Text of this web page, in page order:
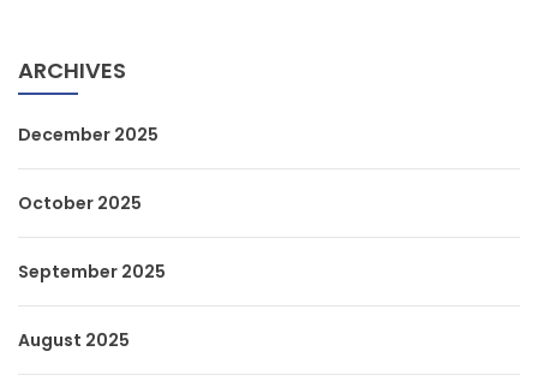
ARCHIVES
December 2025
October 2025
September 2025
August 2025